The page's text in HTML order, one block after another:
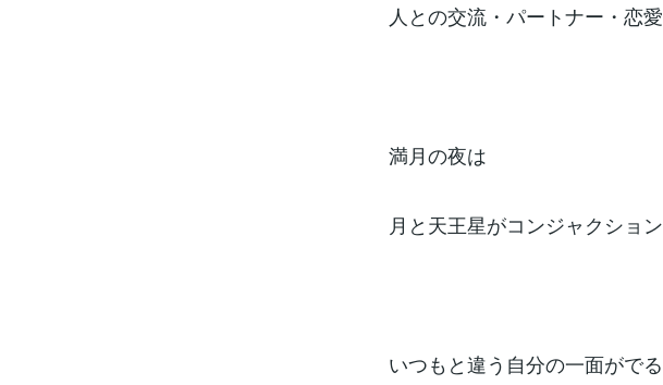
人との交流・パートナー・恋愛
満月の夜は
月と天王星がコンジャクション
いつもと違う自分の一面がでる